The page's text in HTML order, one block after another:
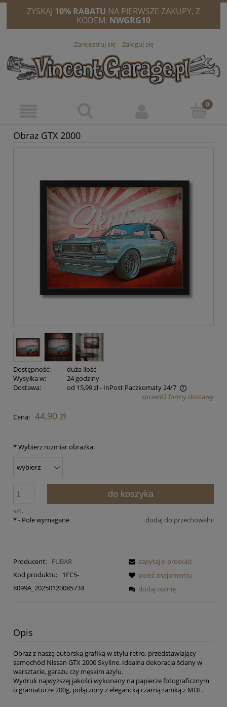
ZYSKAJ 10% RABATU NA PIERWSZE ZAKUPY, Z
KODEM: NWGRG10
Zarejestruj się Zaloguj się
Obraz GTX 2000
Dostępność:
duża ilość
Wysyłka w:
24 godziny
Dostawa:
od 15,99 zł- InPost Paczkomaty 24/7
Cena nie zawiera ewentualnych kosztów płatnościsprawdź formy dostawy
Cena: 44,90 zł
*Wybierz rozmiar obrazka:
szt.
do koszyka
dodaj do przechowalni
*- Pole wymagane
Producent:
FUBAR
Kod produktu:
1FC5-
8099A_20250120085734
zapytaj o produkt
poleć znajomemu
dodaj opinię
Opis
Obraz z naszą autorską grafiką w stylu retro, przedstawiający
samochód Nissan GTX 2000 Skyline. Idealna dekoracja ściany w
warsztacie, garażu czy męskim azylu.
Wydruk najwyższej jakości wykonany na papierze fotograficznym
o gramaturze 200g, połączony z elegancką czarną ramką z MDF.